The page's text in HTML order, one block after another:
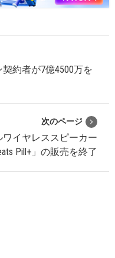
約者が7億4500万を
次のページ
ワイヤレススピーカー
Pill+」の販売を終了